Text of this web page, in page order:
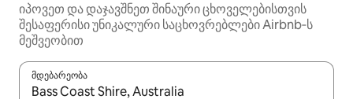
იპოვეთ და დაჯავშნეთ შინაური ცხოველებისთვის
შესაფერისი უნიკალური საცხოვრებლები Airbnb‑ს
მეშვეობით
მდებარეობა
როცა შედეგები ხელმისაწვდომი გახდება, ნავიგაციისთვის